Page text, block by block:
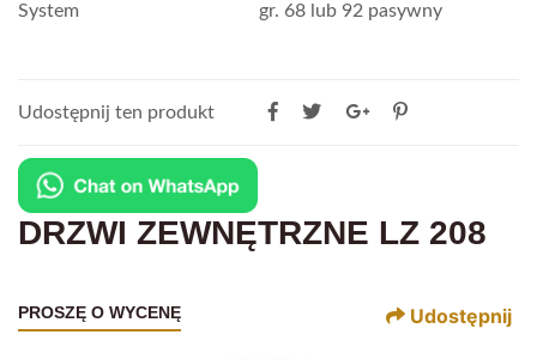
System gr. 68 lub 92 pasywny
Udostępnij ten produkt
DRZWI ZEWNĘTRZNE LZ 208
PROSZĘ O WYCENĘ Udostępnij